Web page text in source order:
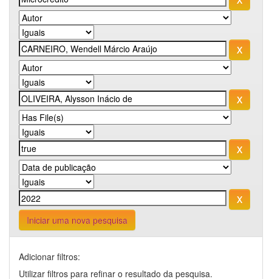
Iniciar uma nova pesquisa
Adicionar filtros:
Utilizar filtros para refinar o resultado da pesquisa.